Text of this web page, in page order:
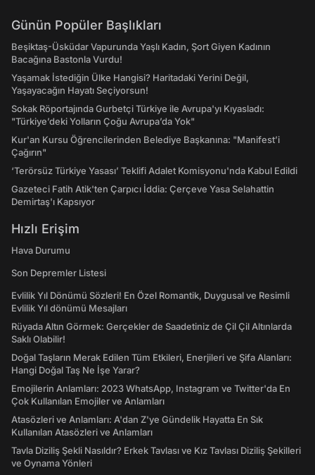
Günün Popüler Başlıkları
Beşiktaş-Üsküdar Vapurunda Yaşlı Kadın, Şort Giyen Kadının
Bacağına Bastonla Vurdu!
Yaşamak İstediğin Ülke Hangisi? Haritadaki Yerini Değil,
Yaşayacağın Hayatı Seçiyorsun!
Sokak Röportajında Gurbetçi Türkiye ile Avrupa'yı Kıyasladı:
"Türkiye’deki Yolların Çoğu Avrupa’da Yok"
Kur'an Kursu Öğrencilerinden Belediye Başkanına: "Manifest’i
Çağırın"
‘Terörsüz Türkiye Yasası’ Teklifi Adalet Komisyonu'nda Kabul Edildi
Gazeteci Fatih Atik'ten Çarpıcı İddia: Çerçeve Yasa Selahattin
Demirtaş'ı Kapsıyor
Hızlı Erişim
Hava Durumu
Son Depremler Listesi
Evlilik Yıl Dönümü Sözleri! En Özel Romantik, Duygusal ve Resimli
Evlilik Yıl dönümü Mesajları
Rüyada Altın Görmek: Gerçekler de Saadetiniz de Çil Çil Altınlarda
Saklı Olabilir!
Doğal Taşların Merak Edilen Tüm Etkileri, Enerjileri ve Şifa Alanları:
Hangi Doğal Taş Ne İşe Yarar?
Emojilerin Anlamları: 2023 WhatsApp, Instagram ve Twitter'da En
Çok Kullanılan Emojiler ve Anlamları
Atasözleri ve Anlamları: A'dan Z'ye Gündelik Hayatta En Sık
Kullanılan Atasözleri ve Anlamları
Tavla Diziliş Şekli Nasıldır? Erkek Tavlası ve Kız Tavlası Diziliş Şekilleri
ve Oynama Yönleri